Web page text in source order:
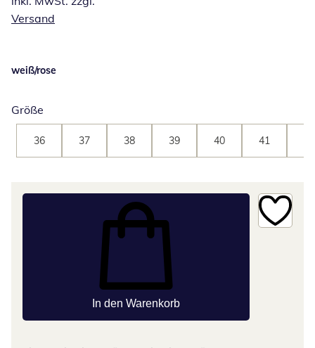
Versand
weiß/rose
Größe
36 37 38 39 40 41
In den Warenkorb